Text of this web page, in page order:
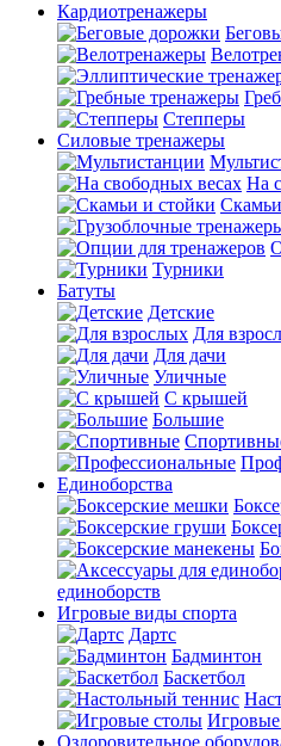
Кардиотренажеры
Степперы
Силовые тренажеры
На
Турники
Батуты
Детские
Для
Для дачи
Уличные
С крышей
Большие
Единоборства
единоборств
Игровые виды спорта
Дартс
Бадминтон
Баскетбол
Оздоровительное